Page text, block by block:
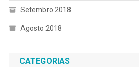
Setembro 2018
Agosto 2018
CATEGORIAS